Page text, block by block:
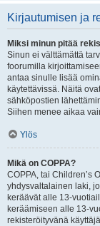
Kirjautumisen ja
Miksi minun pitää
Sinun ei välttämättä
foorumilla
antaa sinulle lisää
käytettävissä. Näitä
sähköpostien
Siihen menee aikaa
Ylös
Mikä on COPPA?
COPPA, tai Children’s
yhdysvaltalainen laki,
keräävät alle 13-
keräämiseen alle 13-
rekisteröityvänä